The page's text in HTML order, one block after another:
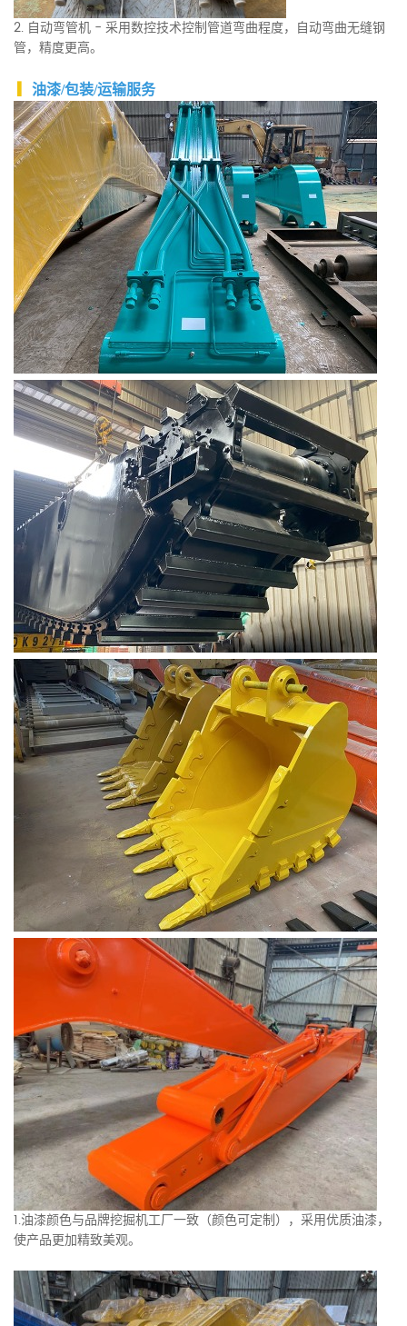
2. 自动弯管机 - 采用数控技术控制管道弯曲程度，自动弯曲无缝钢
管，精度更高。
油漆/包装/运输服务
1.油漆颜色与品牌挖掘机工厂一致（颜色可定制），采用优质油漆，
使产品更加精致美观。